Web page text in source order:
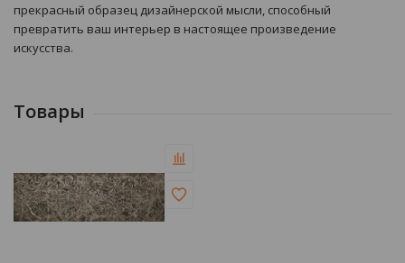
прекрасный образец дизайнерской мысли, способный
превратить ваш интерьер в настоящее произведение
искусства.
Товары